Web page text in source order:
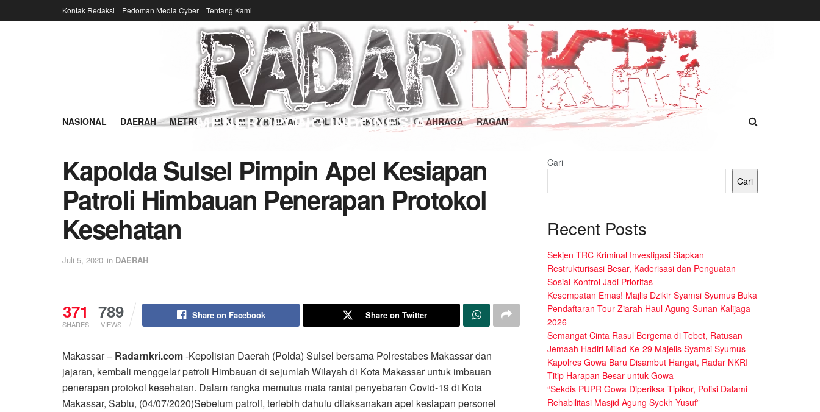
Kontak Redaksi Pedoman Media Cyber Tentang Kami
NASIONAL DAERAH METRO HUKUM & KRIMINAL POLITIK EKONOMI OLAHRAGA RAGAM
Kapolda Sulsel Pimpin Apel Kesiapan
Patroli Himbauan Penerapan Protokol
Kesehatan
Juli 5, 2020 in DAERAH
371
SHARES
789
VIEWS
Share on Facebook Share on Twitter
Makassar – Radarnkri.com-Kepolisian Daerah (Polda) Sulsel bersama Polrestabes Makassar dan
jajaran, kembali menggelar patroli Himbauan di sejumlah Wilayah di Kota Makassar untuk imbauan
penerapan protokol kesehatan. Dalam rangka memutus mata rantai penyebaran Covid-19 di Kota
Makassar, Sabtu, (04/07/2020)Sebelum patroli, terlebih dahulu dilaksanakan apel kesiapan personel
Cari
Cari
Recent Posts
Sekjen TRC Kriminal Investigasi Siapkan
Restrukturisasi Besar, Kaderisasi dan Penguatan
Sosial Kontrol Jadi Prioritas
Kesempatan Emas! Majlis Dzikir Syamsi Syumus Buka
Pendaftaran Tour Ziarah Haul Agung Sunan Kalijaga
2026
Semangat Cinta Rasul Bergema di Tebet, Ratusan
Jemaah Hadiri Milad Ke-29 Majelis Syamsi Syumus
Kapolres Gowa Baru Disambut Hangat, Radar NKRI
Titip Harapan Besar untuk Gowa
“Sekdis PUPR Gowa Diperiksa Tipikor, Polisi Dalami
Rehabilitasi Masjid Agung Syekh Yusuf”